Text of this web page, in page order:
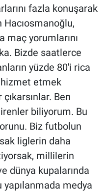
fazla konuşarak
Hacıosmanoğlu,
maç yorumlarını
Bizde saatlerce
yüzde 80'i rica
etmek
Ben
biliyorum. Bu
Biz futbolun
liglerin daha
millilerin
dünya kupalarında
yapılanmada medya